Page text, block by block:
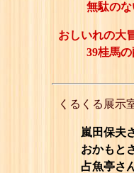
無駄の
おしいれの大
39桂馬の
くるくる展
嵐田保夫
おかもと
占魚亭さ